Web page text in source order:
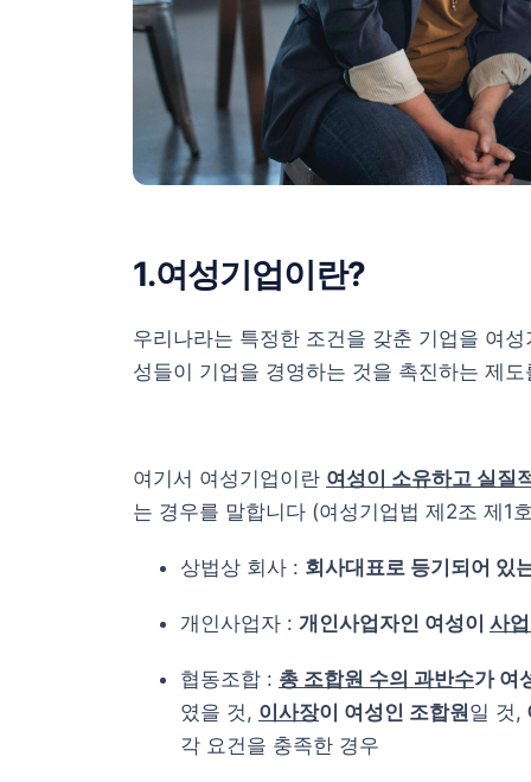
1.여성기업이란?
우리나라는 특정한 조건을 갖춘 기업을 여
성들이 기업을 경영하는 것을 촉진하는 제
여기서 여성기업이란 여성이 소유하고 실질
는 경우를 말합니다 (여성기업법 제2조 제1
상법상 회사 : 회사대표로 등기되어 있
개인사업자 : 개인사업자인 여성이 사
협동조합 : 총 조합원 수의 과반수가 여
였을 것, 이사장이 여성인 조합원일 것,
각 요건을 충족한 경우